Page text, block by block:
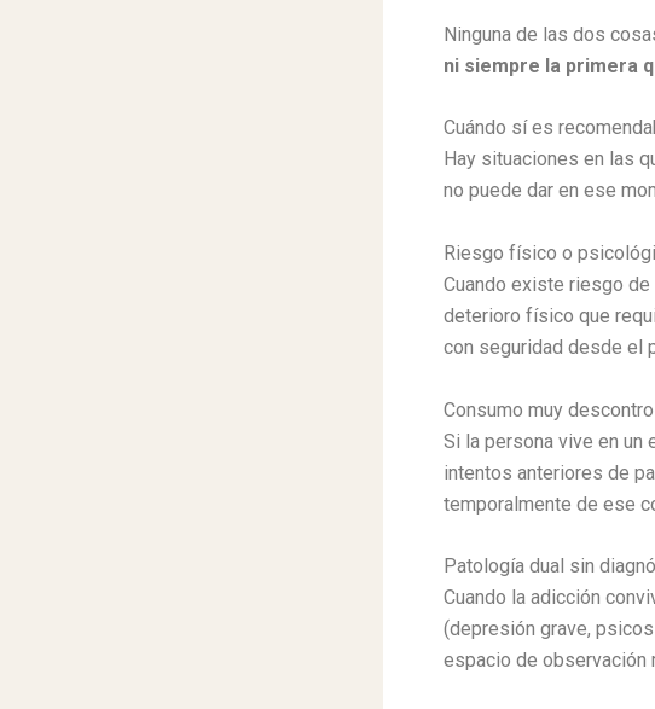
Ninguna de las dos
ni siempre la primera
Cuándo sí es
Hay situaciones en las
no puede dar en ese
Riesgo físico o
Cuando existe riesgo
deterioro físico que
con seguridad desde el
Consumo muy
Si la persona vive en un
intentos anteriores de
temporalmente de ese
Patología dual sin
Cuando la adicción
(depresión grave,
espacio de observación